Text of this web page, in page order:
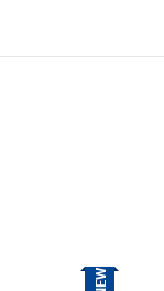
NEW